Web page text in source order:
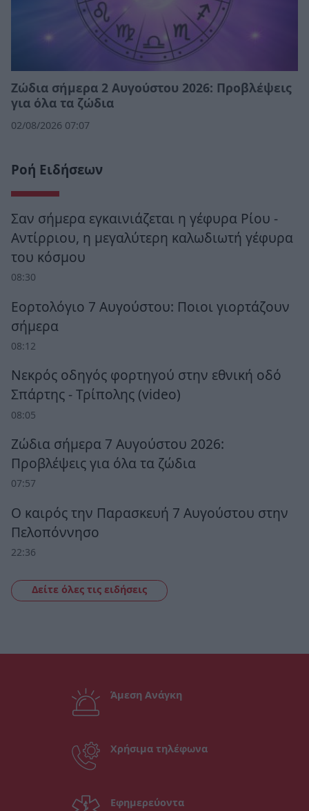
Ζώδια σήμερα 2 Αυγούστου 2026: Προβλέψεις
για όλα τα ζώδια
02/08/2026 07:07
Ροή Ειδήσεων
Σαν σήμερα εγκαινιάζεται η γέφυρα Ρίου -
Αντίρριου, η μεγαλύτερη καλωδιωτή γέφυρα
του κόσμου
08:30
Εορτολόγιο 7 Αυγούστου: Ποιοι γιορτάζουν
σήμερα
08:12
Νεκρός οδηγός φορτηγού στην εθνική οδό
Σπάρτης - Τρίπολης (video)
08:05
Ζώδια σήμερα 7 Αυγούστου 2026:
Προβλέψεις για όλα τα ζώδια
07:57
Ο καιρός την Παρασκευή 7 Αυγούστου στην
Πελοπόννησο
22:36
Δείτε όλες τις ειδήσεις
Άμεση Ανάγκη
Χρήσιμα τηλέφωνα
Εφημερεύοντα